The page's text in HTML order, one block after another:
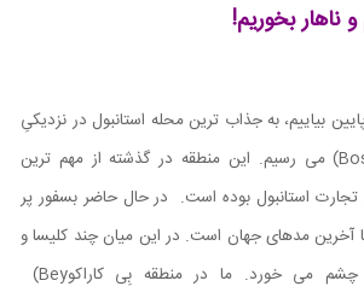
ناهار بخوریم!
بیاییم، به جذاب ‌ترین محله استانبول در نزدیکیِ
می رسیم. این منطقه در گذشته از مهم‌ ترین
تجارت استانبول بوده است. در حال حاضر بسفور پر
با آخرین مدهای جهان است. در این میان چند کلیسا و
چشم می خورد. ما در منطقه بِی کاراکو(Bey